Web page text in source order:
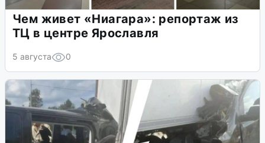
Чем живет «Ниагара»: репортаж из
ТЦ в центре Ярославля
5 августа 0